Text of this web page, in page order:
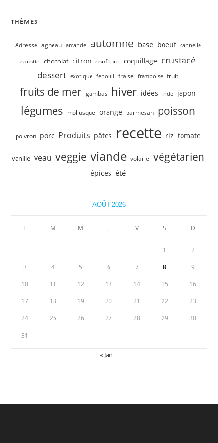
THÈMES
Adresse agneau amande automne base boeuf cannelle
carotte chocolat citron confiture coquillage crustacé
dessert exotique fenouil fraise framboise fruit
fruits de mer gambas hiver idées inde japon
légumes mollusque orange parmesan poisson
poivron porc Produits pâtes recette riz tomate
vanille veau veggie viande volaille végétarien
épices été
AOÛT 2026
L M M J V S D
1 2
3 4 5 6 7 8 9
10 11 12 13 14 15 16
17 18 19 20 21 22 23
24 25 26 27 28 29 30
31
« Jan